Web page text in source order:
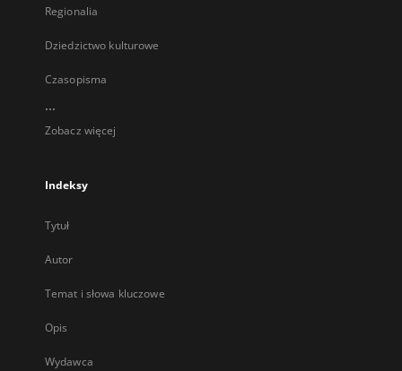
Regionalia
Dziedzictwo kulturowe
Czasopisma
...
Zobacz więcej
Indeksy
Tytuł
Autor
Temat i słowa kluczowe
Opis
Wydawca